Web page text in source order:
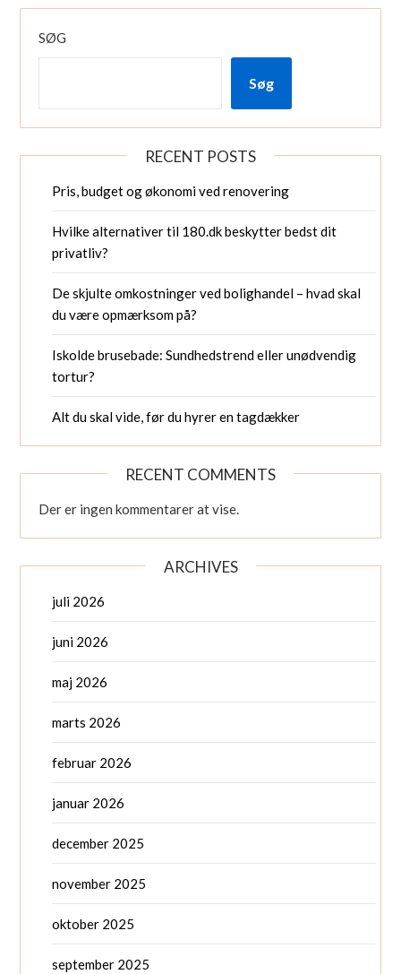
SØG
Søg
RECENT POSTS
Pris, budget og økonomi ved renovering
Hvilke alternativer til 180.dk beskytter bedst dit
privatliv?
De skjulte omkostninger ved bolighandel – hvad skal
du være opmærksom på?
Iskolde brusebade: Sundhedstrend eller unødvendig
tortur?
Alt du skal vide, før du hyrer en tagdækker
RECENT COMMENTS
Der er ingen kommentarer at vise.
ARCHIVES
juli 2026
juni 2026
maj 2026
marts 2026
februar 2026
januar 2026
december 2025
november 2025
oktober 2025
september 2025